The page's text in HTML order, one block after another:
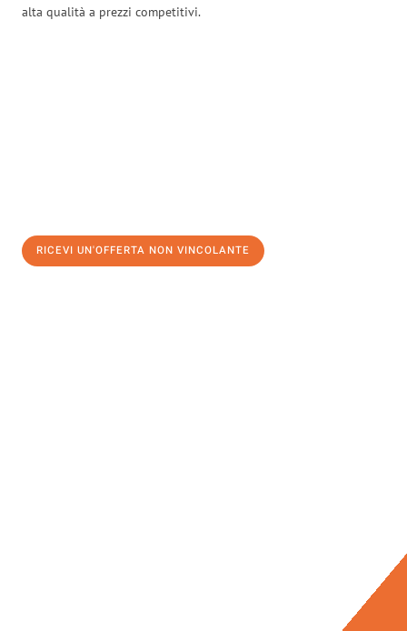
alta qualità a prezzi competitivi.
RICEVI UN'OFFERTA NON VINCOLANTE